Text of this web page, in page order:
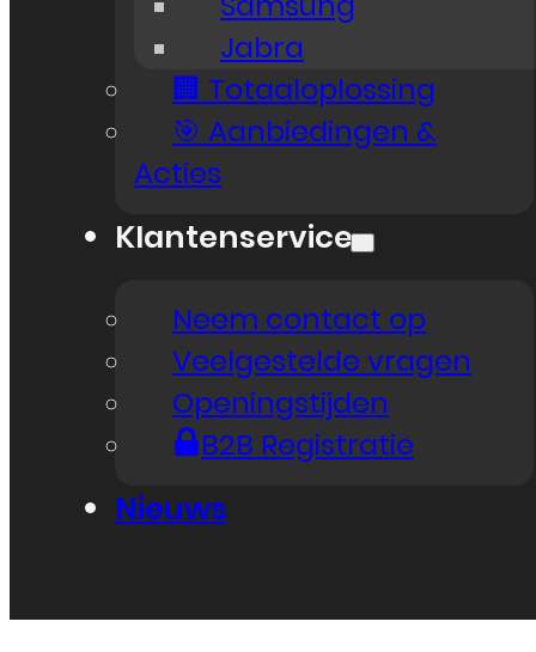
Jabra
🏢 Totaaloplossing
🎯 Aanbiedingen &
Acties
Klantenservice
Neem contact op
Veelgestelde vragen
Openingstijden
B2B Registratie
Nieuws